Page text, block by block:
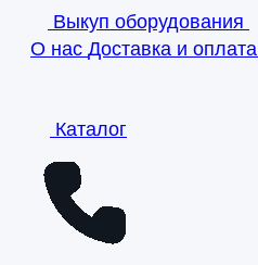
Выкуп оборудования
О нас Доставка и оплата
Каталог